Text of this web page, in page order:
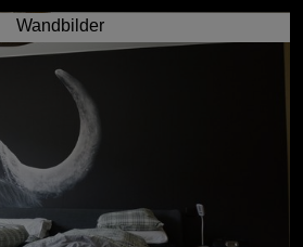
Wandbilder